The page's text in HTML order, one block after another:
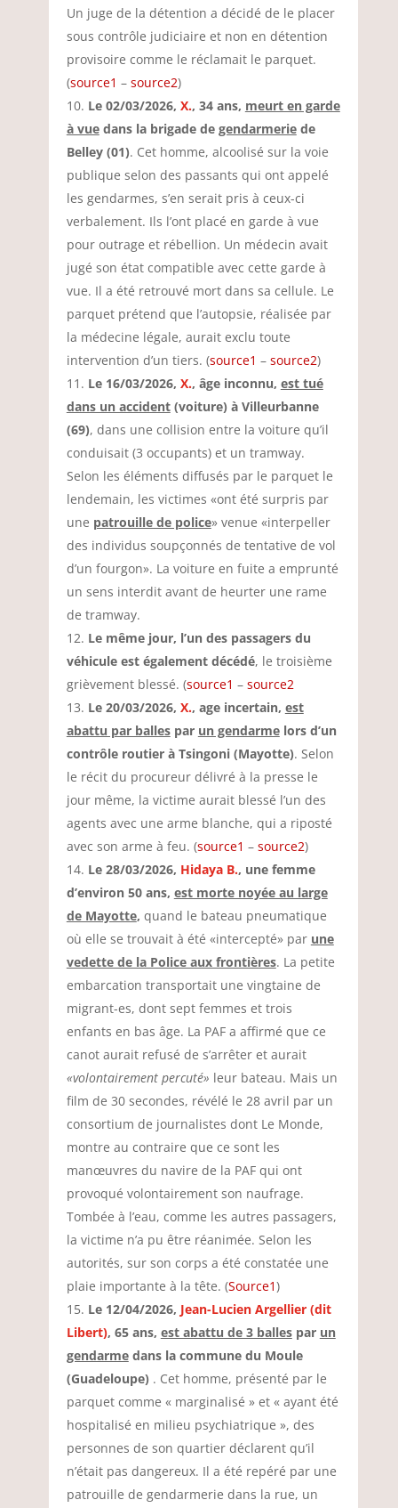
Un juge de la détention a décidé de le placer
sous contrôle judiciaire et non en détention
provisoire comme le réclamait le parquet.
(source1 – source2)
Le 02/03/2026, X., 34 ans, meurt en garde
à vuedans la brigade de gendarmeriede
Belley (01). Cet homme, alcoolisé sur la voie
publique selon des passants qui ont appelé
les gendarmes, s’en serait pris à ceux-ci
verbalement. Ils l’ont placé en garde à vue
pour outrage et rébellion. Un médecin avait
jugé son état compatible avec cette garde à
vue. Il a été retrouvé mort dans sa cellule. Le
parquet prétend que l’autopsie, réalisée par
la médecine légale, aurait exclu toute
intervention d’un tiers. (source1 – source2)
Le 16/03/2026, X., âge inconnu, est tué
dans un accident(voiture) à Villeurbanne
(69), dans une collision entre la voiture qu’il
conduisait (3 occupants) et un tramway.
Selon les éléments diffusés par le parquet le
lendemain, les victimes «ont été surpris par
une patrouille de police» venue «interpeller
des individus soupçonnés de tentative de vol
d’un fourgon». La voiture en fuite a emprunté
un sens interdit avant de heurter une rame
de tramway.
Le même jour, l’un des passagers du
véhicule est également décédé, le troisième
grièvement blessé. (source1 – source2
Le 20/03/2026, X., age incertain, est
abattu par ballespar un gendarmelors d’un
contrôle routier à Tsingoni (Mayotte). Selon
le récit du procureur délivré à la presse le
jour même, la victime aurait blessé l’un des
agents avec une arme blanche, qui a riposté
avec son arme à feu. (source1 – source2)
Le 28/03/2026, Hidaya B., une femme
d’environ 50 ans, est morte noyée au large
de Mayotte, quand le bateau pneumatique
où elle se trouvait à été «intercepté» par une
vedette de la Police aux frontières. La petite
embarcation transportait une vingtaine de
migrant-es, dont sept femmes et trois
enfants en bas âge. La PAF a affirmé que ce
canot aurait refusé de s’arrêter et aurait
«volontairement percuté» leur bateau. Mais un
film de 30 secondes, révélé le 28 avril par un
consortium de journalistes dont Le Monde,
montre au contraire que ce sont les
manœuvres du navire de la PAF qui ont
provoqué volontairement son naufrage.
Tombée à l’eau, comme les autres passagers,
la victime n’a pu être réanimée. Selon les
autorités, sur son corps a été constatée une
plaie importante à la tête. (Source1)
Le 12/04/2026, Jean-Lucien Argellier (dit
Libert), 65 ans, est abattu de 3 ballespar un
gendarmedans la commune du Moule
(Guadeloupe) . Cet homme, présenté par le
parquet comme « marginalisé » et « ayant été
hospitalisé en milieu psychiatrique », des
personnes de son quartier déclarent qu’il
n’était pas dangereux. Il a été repéré par une
patrouille de gendarmerie dans la rue, un